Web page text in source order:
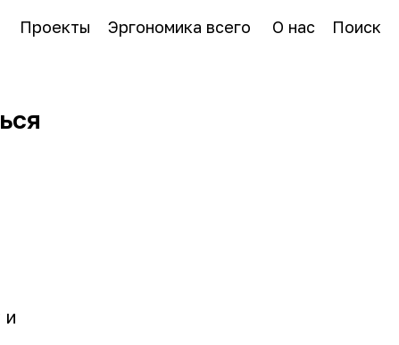
Поиск
О нас
Эргономика всего
Проекты
и